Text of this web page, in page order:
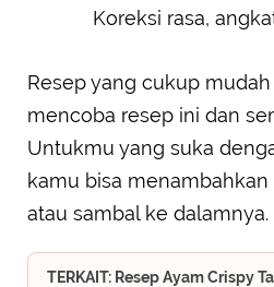
Koreksi rasa,
Resep yang cukup
mencoba resep ini dan
Untukmu yang suka
kamu bisa menambahkan
atau sambal ke dalamnya.
TERKAIT: Resep Ayam Crispy